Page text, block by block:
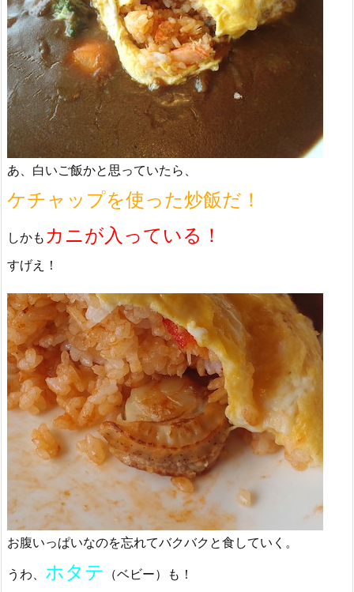
あ、白いご飯かと思っていたら、
ケチャップを使った炒飯だ！
しかも カニが入っている！
すげえ！
お腹いっぱいなのを忘れてバクバクと食していく。
うわ、 ホタテ （ベビー）も！